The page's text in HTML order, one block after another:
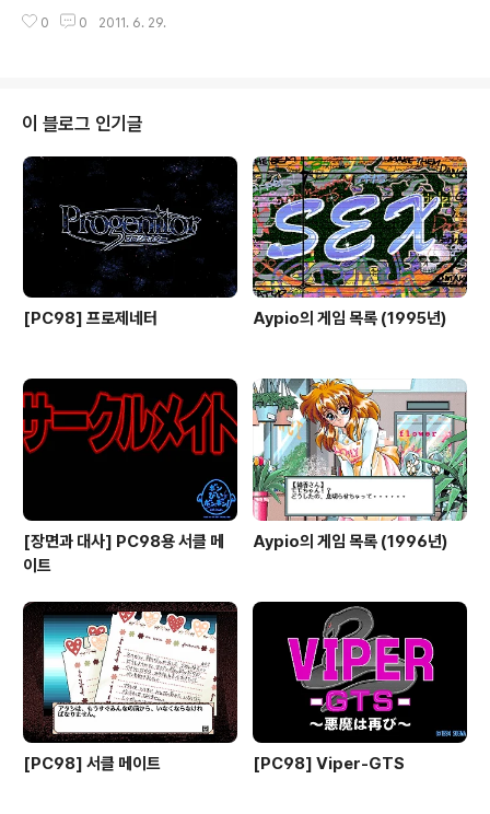
FD X 1 (PC-8801용, 1987년 1월 출시), FD X ? 시나리
일 : 1987년 2월 장르 : 테이블 등급 : 일반용 미디어 : FD
X 1 (PC-8801용) 시나리오 : 캐릭터 디자인, 원화 : 음악 :
추가 정보 : ダイナマイトボウル 한글, 영문명 : 다이나마
이트 볼 (Dynami..
0 0 2011. 6. 29.
이 블로그 인기글
[PC98] 프로제네터 Aypio의 게임 목록 (1995년)
[장면과 대사] PC98용 서클 메
이트
Aypio의 게임 목록 (1996년)
[PC98] 서클 메이트 [PC98] Viper-GTS